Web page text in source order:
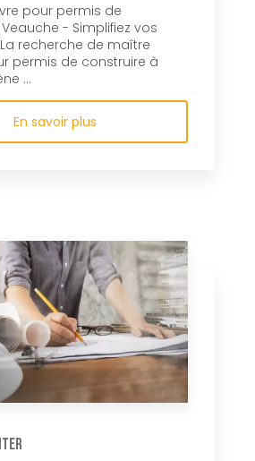
pour permis de
- Simplifiez vos
recherche de maître
permis de construire à
...
En savoir plus